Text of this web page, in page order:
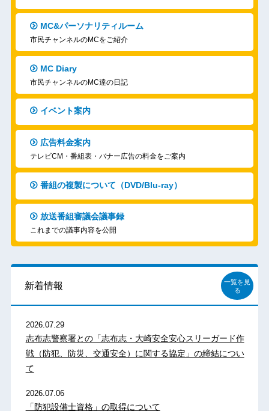
MC&パーソナリティルーム
市民チャンネルのMCをご紹介
MC Diary
市民チャンネルのMC達の日記
イベント案内
広告料金案内
テレビCM・番組表・バナー広告の料金をご案内
番組の複製について（DVD/Blu-ray）
放送番組審議会議事録
これまでの議事内容を公開
新着情報
一覧を見
る
2026.07.29
志布志警察署との「志布志・大崎安全安心スリーガード作
戦（防犯、防災、交通安全）に関する協定」の締結につい
て
2026.07.06
「防犯設備士資格」の取得について